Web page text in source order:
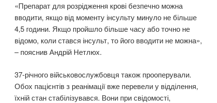
«Препарат для розрідження крові безпечно можна
вводити, якщо від моменту інсульту минуло не більше
4,5 години. Якщо пройшло більше часу або точно не
відомо, коли стався інсульт, то його вводити не можна»,
– пояснив Андрій Нетлюх.
37-річного військовослужбовця також прооперували.
Обох пацієнтів з реанімації вже перевели у відділення,
їхній стан стабілізувався. Вони при свідомості,